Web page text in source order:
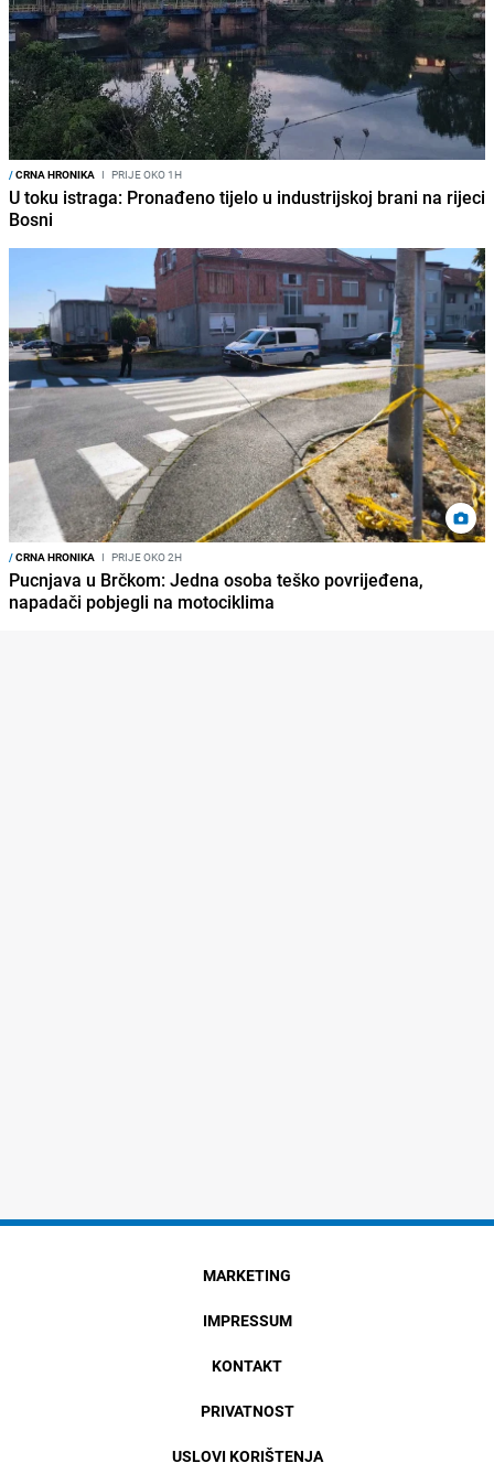
/CRNA HRONIKA I PRIJE OKO 1H
U toku istraga: Pronađeno tijelo u industrijskoj brani na rijeci
Bosni
/CRNA HRONIKA I PRIJE OKO 2H
Pucnjava u Brčkom: Jedna osoba teško povrijeđena,
napadači pobjegli na motociklima
MARKETING
IMPRESSUM
KONTAKT
PRIVATNOST
USLOVI KORIŠTENJA